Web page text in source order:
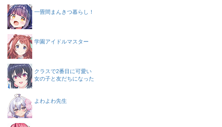
一畳間まんきつ暮らし！
学園アイドルマスター
クラスで2番目に可愛い
女の子と友だちになった
よわよわ先生